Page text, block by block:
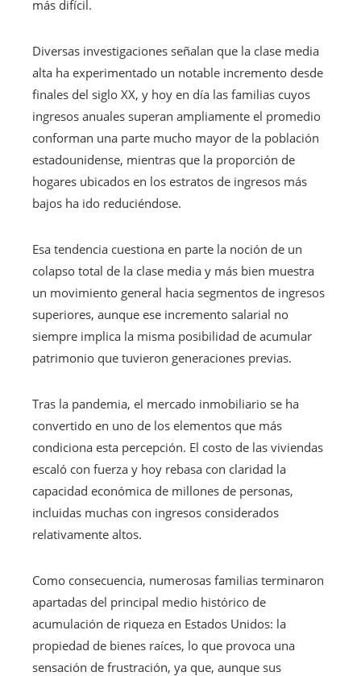
más difícil.
Diversas investigaciones señalan que la clase media
alta ha experimentado un notable incremento desde
finales del siglo XX, y hoy en día las familias cuyos
ingresos anuales superan ampliamente el promedio
conforman una parte mucho mayor de la población
estadounidense, mientras que la proporción de
hogares ubicados en los estratos de ingresos más
bajos ha ido reduciéndose.
Esa tendencia cuestiona en parte la noción de un
colapso total de la clase media y más bien muestra
un movimiento general hacia segmentos de ingresos
superiores, aunque ese incremento salarial no
siempre implica la misma posibilidad de acumular
patrimonio que tuvieron generaciones previas.
Tras la pandemia, el mercado inmobiliario se ha
convertido en uno de los elementos que más
condiciona esta percepción. El costo de las viviendas
escaló con fuerza y hoy rebasa con claridad la
capacidad económica de millones de personas,
incluidas muchas con ingresos considerados
relativamente altos.
Como consecuencia, numerosas familias terminaron
apartadas del principal medio histórico de
acumulación de riqueza en Estados Unidos: la
propiedad de bienes raíces, lo que provoca una
sensación de frustración, ya que, aunque sus